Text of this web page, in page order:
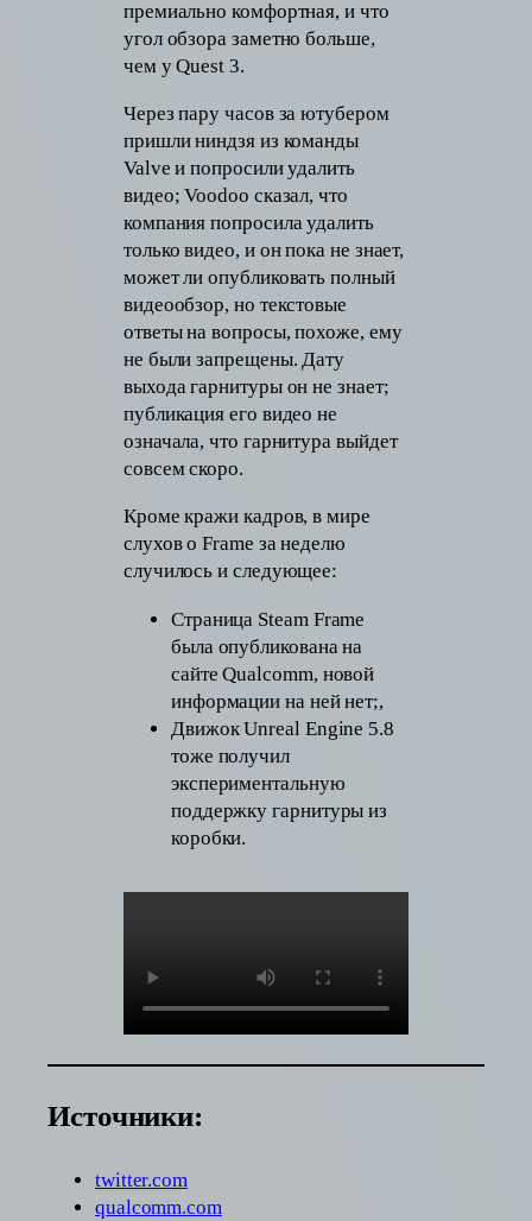
премиально комфортная, и что
угол обзора заметно больше,
чем у Quest 3.
Через пару часов за ютубером
пришли ниндзя из команды
Valve и попросили удалить
видео; Voodoo сказал, что
компания попросила удалить
только видео, и он пока не знает,
может ли опубликовать полный
видеообзор, но текстовые
ответы на вопросы, похоже, ему
не были запрещены. Дату
выхода гарнитуры он не знает;
публикация его видео не
означала, что гарнитура выйдет
совсем скоро.
Кроме кражи кадров, в мире
слухов о Frame за неделю
случилось и следующее:
Страница Steam Frame
была опубликована на
сайте Qualcomm, новой
информации на ней нет;,
Движок Unreal Engine 5.8
тоже получил
экспериментальную
поддержку гарнитуры из
коробки.
Источники:
twitter.com
qualcomm.com